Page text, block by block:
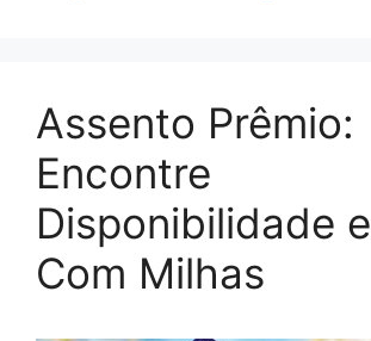
Assento Prêmio:
Encontre
Disponibilidade
Com Milhas